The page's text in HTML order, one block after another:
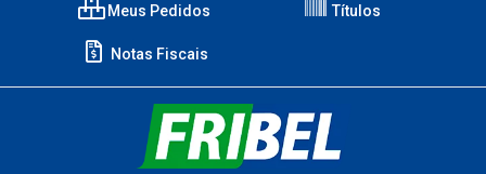
Meus Pedidos Títulos
Notas Fiscais